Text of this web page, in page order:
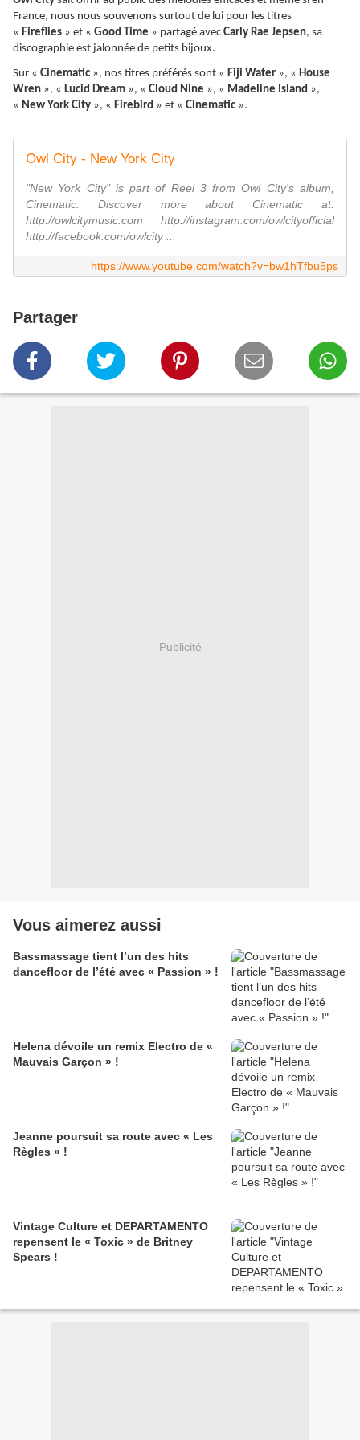
France, nous nous souvenons surtout de lui pour les titres
« Fireflies » et « Good Time » partagé avec Carly Rae Jepsen, sa
discographie est jalonnée de petits bijoux.
Sur « Cinematic », nos titres préférés sont « Fiji Water », « House
Wren », « Lucid Dream », « Cloud Nine », « Madeline Island »,
« New York City », « Firebird » et « Cinematic ».
Owl City - New York City
"New York City" is part of Reel 3 from Owl City's album,
Cinematic. Discover more about Cinematic at:
http://owlcitymusic.com http://instagram.com/owlcityofficial
http://facebook.com/owlcity ...
https://www.youtube.com/watch?v=bw1hTfbu5ps
Partager
Publicité
Vous aimerez aussi
Bassmassage tient l’un des hits
dancefloor de l’été avec « Passion » !
Helena dévoile un remix Electro de «
Mauvais Garçon » !
Jeanne poursuit sa route avec « Les
Règles » !
Vintage Culture et DEPARTAMENTO
repensent le « Toxic » de Britney
Spears !